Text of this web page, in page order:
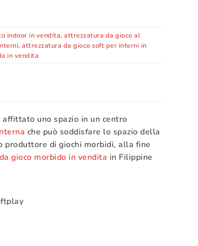
indoor in vendita, attrezzatura da gioco al
, attrezzatura da gioco soft per interni in
in vendita
uno spazio in un centro
che può soddisfare lo spazio della
produttore di giochi morbidi, alla fine
gioco morbido in vendita in Filippine